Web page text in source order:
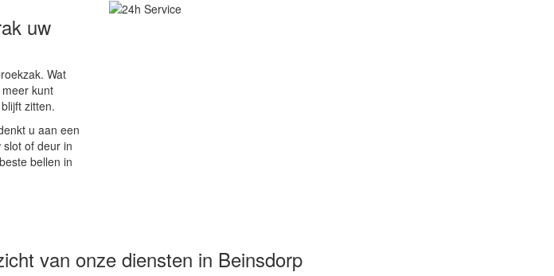
uw
Wat
kunt
zitten.
u aan een
of deur in
bellen in
van onze diensten in Beinsdorp